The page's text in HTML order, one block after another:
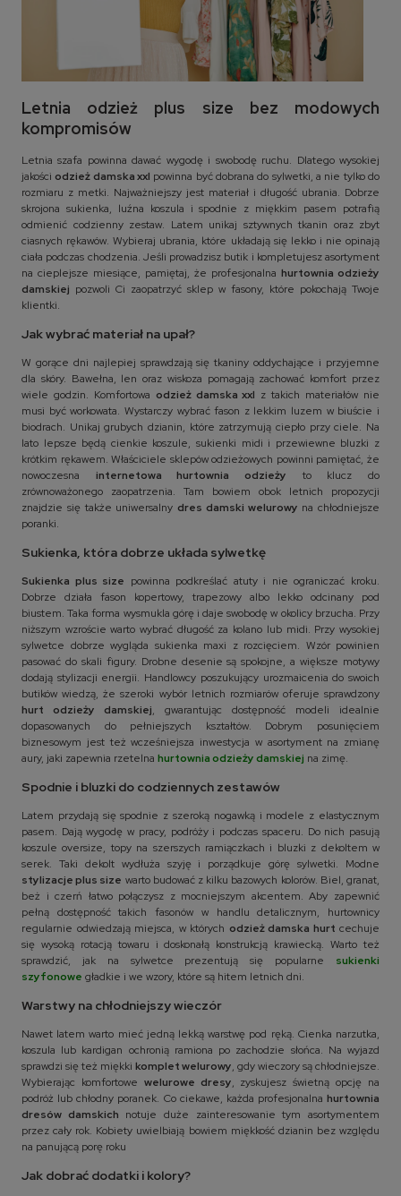
Letnia odzież plus size bez modowych
kompromisów
Letnia szafa powinna dawać wygodę i swobodę ruchu. Dlatego wysokiej
jakości odzież damska xxl powinna być dobrana do sylwetki, a nie tylko do
rozmiaru z metki. Najważniejszy jest materiał i długość ubrania. Dobrze
skrojona sukienka, luźna koszula i spodnie z miękkim pasem potrafią
odmienić codzienny zestaw. Latem unikaj sztywnych tkanin oraz zbyt
ciasnych rękawów. Wybieraj ubrania, które układają się lekko i nie opinają
ciała podczas chodzenia. Jeśli prowadzisz butik i kompletujesz asortyment
na cieplejsze miesiące, pamiętaj, że profesjonalna hurtownia odzieży
damskiej pozwoli Ci zaopatrzyć sklep w fasony, które pokochają Twoje
klientki.
Jak wybrać materiał na upał?
W gorące dni najlepiej sprawdzają się tkaniny oddychające i przyjemne
dla skóry. Bawełna, len oraz wiskoza pomagają zachować komfort przez
wiele godzin. Komfortowa odzież damska xxl z takich materiałów nie
musi być workowata. Wystarczy wybrać fason z lekkim luzem w biuście i
biodrach. Unikaj grubych dzianin, które zatrzymują ciepło przy ciele. Na
lato lepsze będą cienkie koszule, sukienki midi i przewiewne bluzki z
krótkim rękawem. Właściciele sklepów odzieżowych powinni pamiętać, że
nowoczesna internetowa hurtownia odzieży to klucz do
zrównoważonego zaopatrzenia. Tam bowiem obok letnich propozycji
znajdzie się także uniwersalny dres damski welurowy na chłodniejsze
poranki.
Sukienka, która dobrze układa sylwetkę
Sukienka plus size powinna podkreślać atuty i nie ograniczać kroku.
Dobrze działa fason kopertowy, trapezowy albo lekko odcinany pod
biustem. Taka forma wysmukla górę i daje swobodę w okolicy brzucha. Przy
niższym wzroście warto wybrać długość za kolano lub midi. Przy wysokiej
sylwetce dobrze wygląda sukienka maxi z rozcięciem. Wzór powinien
pasować do skali figury. Drobne desenie są spokojne, a większe motywy
dodają stylizacji energii. Handlowcy poszukujący urozmaicenia do swoich
butików wiedzą, że szeroki wybór letnich rozmiarów oferuje sprawdzony
hurt odzieży damskiej, gwarantując dostępność modeli idealnie
dopasowanych do pełniejszych kształtów. Dobrym posunięciem
biznesowym jest też wcześniejsza inwestycja w asortyment na zmianę
aury, jaki zapewnia rzetelna hurtownia odzieży damskiej na zimę.
Spodnie i bluzki do codziennych zestawów
Latem przydają się spodnie z szeroką nogawką i modele z elastycznym
pasem. Dają wygodę w pracy, podróży i podczas spaceru. Do nich pasują
koszule oversize, topy na szerszych ramiączkach i bluzki z dekoltem w
serek. Taki dekolt wydłuża szyję i porządkuje górę sylwetki. Modne
stylizacje plus size warto budować z kilku bazowych kolorów. Biel, granat,
beż i czerń łatwo połączysz z mocniejszym akcentem. Aby zapewnić
pełną dostępność takich fasonów w handlu detalicznym, hurtownicy
regularnie odwiedzają miejsca, w których odzież damska hurt cechuje
się wysoką rotacją towaru i doskonałą konstrukcją krawiecką. Warto też
sprawdzić, jak na sylwetce prezentują się popularne sukienki
szyfonowe gładkie i we wzory, które są hitem letnich dni.
Warstwy na chłodniejszy wieczór
Nawet latem warto mieć jedną lekką warstwę pod ręką. Cienka narzutka,
koszula lub kardigan ochronią ramiona po zachodzie słońca. Na wyjazd
sprawdzi się też miękki komplet welurowy, gdy wieczory są chłodniejsze.
Wybierając komfortowe welurowe dresy, zyskujesz świetną opcję na
podróż lub chłodny poranek. Co ciekawe, każda profesjonalna hurtownia
dresów damskich notuje duże zainteresowanie tym asortymentem
przez cały rok. Kobiety uwielbiają bowiem miękkość dzianin bez względu
na panującą porę roku
Jak dobrać dodatki i kolory?